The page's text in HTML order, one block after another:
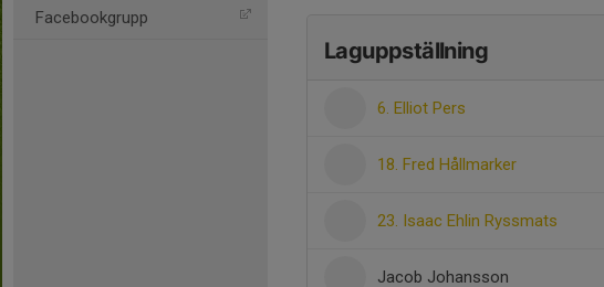
Facebookgrupp
Laguppställning
6. Elliot Pers
18. Fred Hållmarker
23. Isaac Ehlin Ryssmats
Jacob Johansson